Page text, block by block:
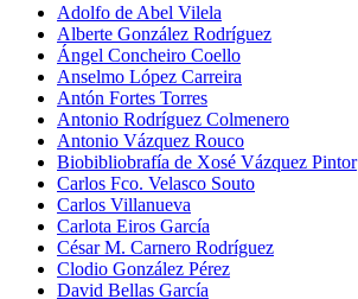
Adolfo de Abel Vilela
Alberte González Rodríguez
Ángel Concheiro Coello
Anselmo López Carreira
Antón Fortes Torres
Antonio Rodríguez Colmenero
Antonio Vázquez Rouco
Biobibliobrafía de Xosé Vázquez Pintor
Carlos Fco. Velasco Souto
Carlos Villanueva
Carlota Eiros García
César M. Carnero Rodríguez
Clodio González Pérez
David Bellas García